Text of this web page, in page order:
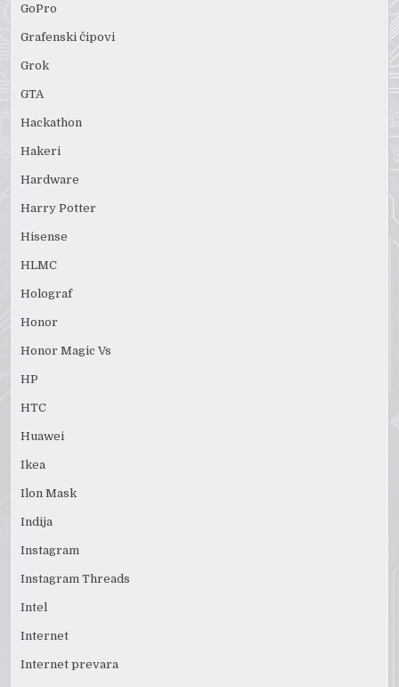
GoPro
Grafenski čipovi
Grok
GTA
Hackathon
Hakeri
Hardware
Harry Potter
Hisense
HLMC
Holograf
Honor
Honor Magic Vs
HP
HTC
Huawei
Ikea
Ilon Mask
Indija
Instagram
Instagram Threads
Intel
Internet
Internet prevara